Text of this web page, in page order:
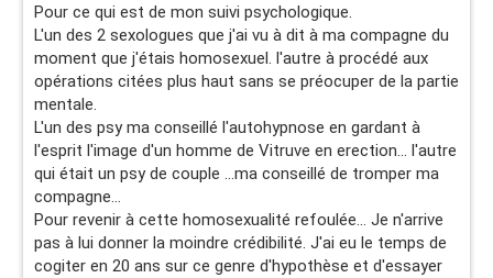
Pour ce qui est de mon suivi psychologique.
L'un des 2 sexologues que j'ai vu à dit à ma compagne du
moment que j'étais homosexuel. l'autre à procédé aux
opérations citées plus haut sans se préocuper de la partie
mentale.
L'un des psy ma conseillé l'autohypnose en gardant à
l'esprit l'image d'un homme de Vitruve en erection... l'autre
qui était un psy de couple ...ma conseillé de tromper ma
compagne...
Pour revenir à cette homosexualité refoulée... Je n'arrive
pas à lui donner la moindre crédibilité. J'ai eu le temps de
cogiter en 20 ans sur ce genre d'hypothèse et d'essayer